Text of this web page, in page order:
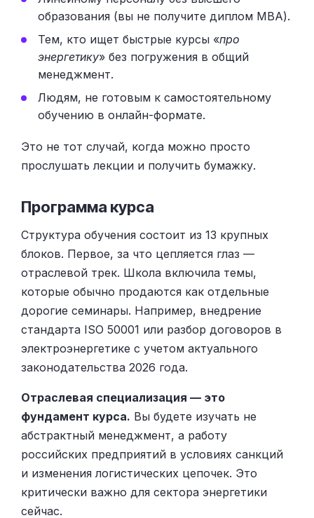
образования (вы не получите диплом MBA).
Тем, кто ищет быстрые курсы «про
энергетику» без погружения в общий
менеджмент.
Людям, не готовым к самостоятельному
обучению в онлайн-формате.
Это не тот случай, когда можно просто
прослушать лекции и получить бумажку.
Программа курса
Структура обучения состоит из 13 крупных
блоков. Первое, за что цепляется глаз —
отраслевой трек. Школа включила темы,
которые обычно продаются как отдельные
дорогие семинары. Например, внедрение
стандарта ISO 50001 или разбор договоров в
электроэнергетике с учетом актуального
законодательства 2026 года.
Отраслевая специализация — это
фундамент курса. Вы будете изучать не
абстрактный менеджмент, а работу
российских предприятий в условиях санкций
и изменения логистических цепочек. Это
критически важно для сектора энергетики
сейчас.